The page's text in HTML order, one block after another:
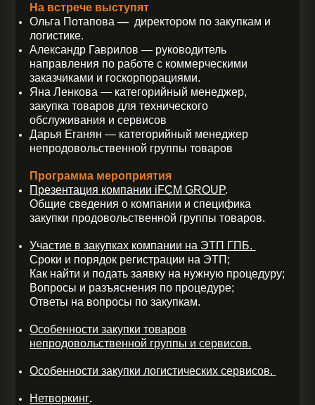
На встрече выступят
Ольга Потапова — директором по закупкам и
логистике.
Александр Гаврилов — руководитель
направления по работе с коммерческими
заказчиками и госкорпорациями.
Яна Ленкова — категорийный менеджер,
закупка товаров для технического
обслуживания и сервисов
Дарья Еганян — категорийный менеджер
непродовольственной группы товаров
Программа мероприятия
Презентация компании iFCM GROUP.
Общие сведения о компании и специфика
закупки продовольственной группы товаров.
Участие в закупках компании на ЭТП ГПБ.
Сроки и порядок регистрации на ЭТП;
Как найти и подать заявку на нужную процедуру;
Вопросы и разъяснения по процедуре;
Ответы на вопросы по закупкам.
Особенности закупки товаров
непродовольственной группы и сервисов.
Особенности закупки логистических сервисов.
Нетворкинг.